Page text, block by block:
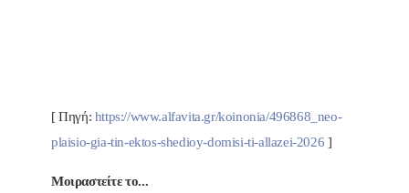
[ Πηγή: https://www.alfavita.gr/koinonia/496868_neo-
plaisio-gia-tin-ektos-shedioy-domisi-ti-allazei-2026 ]
Μοιραστείτε το...